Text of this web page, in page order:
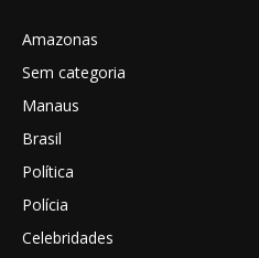
Amazonas
Sem categoria
Manaus
Brasil
Política
Polícia
Celebridades